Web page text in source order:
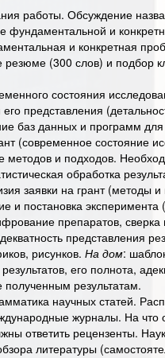
работы. Обсуждение
фундаментальной и
и конкретная
резюме (300 слов) и подбор
состояния
его представления
баз данных и программ
(современное состояние
методов и подходов.
обработка
заявки на грант (методы
и постановка
препаратов, сверка
представления
рисунков. На дом:
его полнота,
полученным результатам.
научных статей.
журналы. На что
ответить рецензенты.
литературы